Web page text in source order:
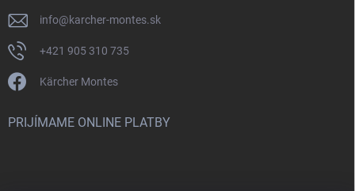
info@karcher-montes.sk
+421 905 310 735
Kärcher Montes
PRIJÍMAME ONLINE PLATBY